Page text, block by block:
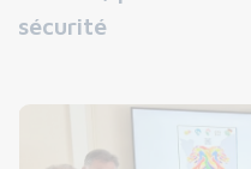
sécurité